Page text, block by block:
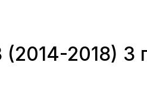
2018) 3